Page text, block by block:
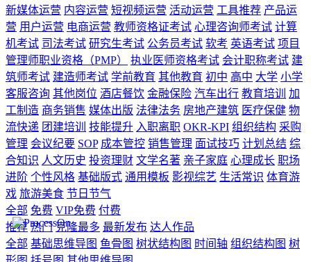
新媒体运营 内容运营 短视频运营 活动运营 工具推荐 产品运
营 用户运营 电商运营 教师资格证考试 心理咨询师考试 计算
机考试 司法考试 研究生考试 公务员考试 软考 英语考试 项目
管理师职业资格（PMP）
执业医师资格考试 会计职称考试 建
筑师考试 建造师考试 学前教育 其他教育 初中 高中 大学 小学
客服咨询 其他岗位 酒店餐饮 金融保险 汽车出行 教育培训
加
工制造 商务销售 媒体出版 法律法务 房地产建筑 医疗保健 物
流快递 团建培训 技能提升 入职离职 OKR-KPI 组织结构 采购
管理 会议纪要 SOP 成本管控 销售管理 面试技巧 计划总结 综
合知识 人文历史 投资理财 文学名著 亲子家庭 心理成长 职场
进阶 个性风格 基础版式 通用模板 影视综艺 生活常识 体育游
戏 旅游美食 节日节气
全部 免费 VIP免费 付费
推荐 热门 克隆最多 最新发布 达人作品
全部 基础思维导图 鱼骨图 树状结构图 时间轴 组织结构图 树